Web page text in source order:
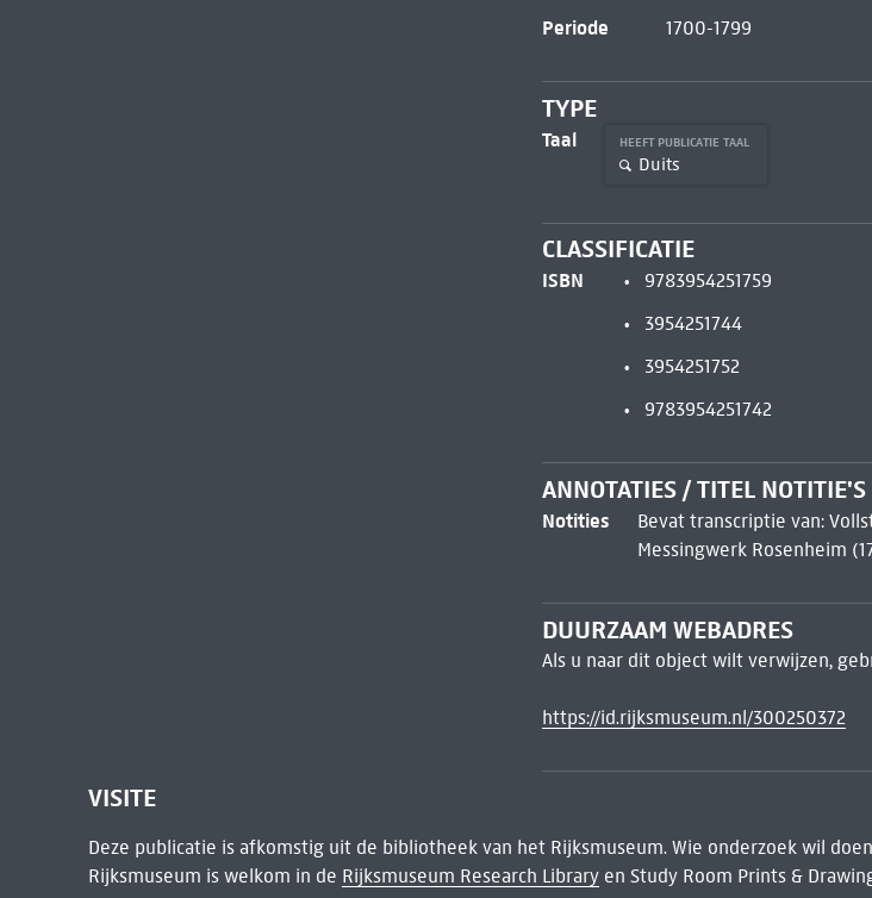
Periode 1700-1799
TYPE
Taal HEEFT PUBLICATIE TAAL
Duits
CLASSIFICATIE
ISBN
9783954251759
3954251744
3954251752
9783954251742
ANNOTATIES / TITEL NOTITIE'S
Notities
Bevat transcriptie van:
Messingwerk Rosenheim
DUURZAAM WEBADRES
Als u naar dit object wilt verwijzen,
https://id.rijksmuseum.nl/300250372
VISITE
Deze publicatie is afkomstig uit de bibliotheek van het Rijksmuseum. Wie onderzoek wil
Rijksmuseum is welkom in de Rijksmuseum Research Libraryen Study Room Prints &